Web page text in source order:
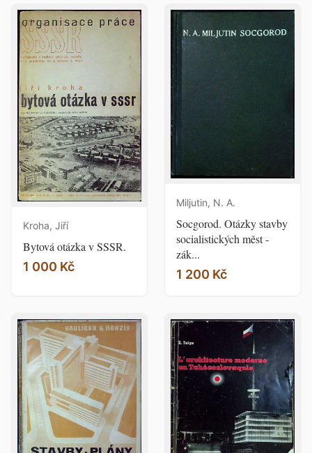
Kroha, Jiří
Bytová otázka v SSSR.
1 000 Kč
Miljutin, N. A.
Socgorod. Otázky stavby
socialistických měst -
zák...
1 200 Kč